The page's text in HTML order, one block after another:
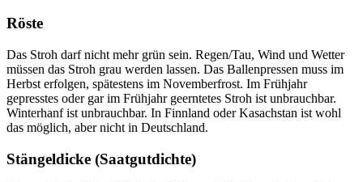
Röste
Das Stroh darf nicht mehr grün sein. Regen/Tau, Wind und Wetter
müssen das Stroh grau werden lassen. Das Ballenpressen muss im
Herbst erfolgen, spätestens im Novemberfrost. Im Frühjahr
gepresstes oder gar im Frühjahr geerntetes Stroh ist unbrauchbar.
Winterhanf ist unbrauchbar. In Finnland oder Kasachstan ist wohl
das möglich, aber nicht in Deutschland.
Stängeldicke (Saatgutdichte)